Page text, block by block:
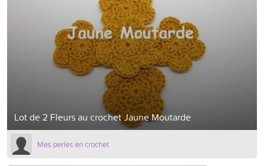
Lot de 2 Fleurs au crochet Jaune Moutarde
Mes perles en crochet